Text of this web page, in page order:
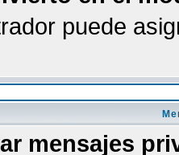
puede
mensajes